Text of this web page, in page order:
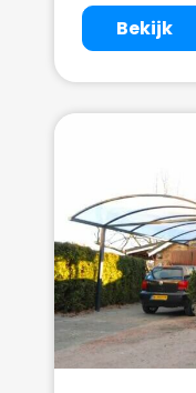
Bekijk